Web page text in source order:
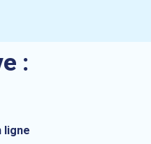
:
ligne